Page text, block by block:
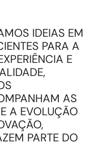
IDEIAS EM
PARA A
E
AS
A EVOLUÇÃO
PARTE DO